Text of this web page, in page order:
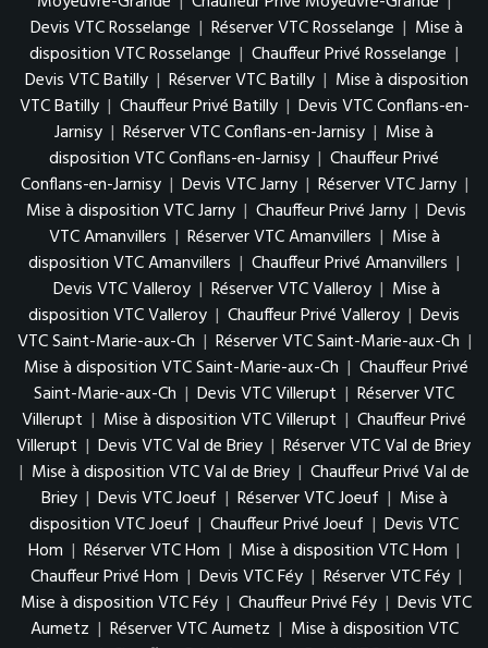
Devis VTC Rosselange | Réserver VTC Rosselange | Mise à
disposition VTC Rosselange | Chauffeur Privé Rosselange |
Devis VTC Batilly | Réserver VTC Batilly | Mise à disposition
VTC Batilly | Chauffeur Privé Batilly | Devis VTC Conflans-en-
Jarnisy | Réserver VTC Conflans-en-Jarnisy | Mise à
disposition VTC Conflans-en-Jarnisy | Chauffeur Privé
Conflans-en-Jarnisy | Devis VTC Jarny | Réserver VTC Jarny |
Mise à disposition VTC Jarny | Chauffeur Privé Jarny | Devis
VTC Amanvillers | Réserver VTC Amanvillers | Mise à
disposition VTC Amanvillers | Chauffeur Privé Amanvillers |
Devis VTC Valleroy | Réserver VTC Valleroy | Mise à
disposition VTC Valleroy | Chauffeur Privé Valleroy | Devis
VTC Saint-Marie-aux-Ch | Réserver VTC Saint-Marie-aux-Ch |
Mise à disposition VTC Saint-Marie-aux-Ch | Chauffeur Privé
Saint-Marie-aux-Ch | Devis VTC Villerupt | Réserver VTC
Villerupt | Mise à disposition VTC Villerupt | Chauffeur Privé
Villerupt | Devis VTC Val de Briey | Réserver VTC Val de Briey
| Mise à disposition VTC Val de Briey | Chauffeur Privé Val de
Briey | Devis VTC Joeuf | Réserver VTC Joeuf | Mise à
disposition VTC Joeuf | Chauffeur Privé Joeuf | Devis VTC
Hom | Réserver VTC Hom | Mise à disposition VTC Hom |
Chauffeur Privé Hom | Devis VTC Féy | Réserver VTC Féy |
Mise à disposition VTC Féy | Chauffeur Privé Féy | Devis VTC
Aumetz | Réserver VTC Aumetz | Mise à disposition VTC